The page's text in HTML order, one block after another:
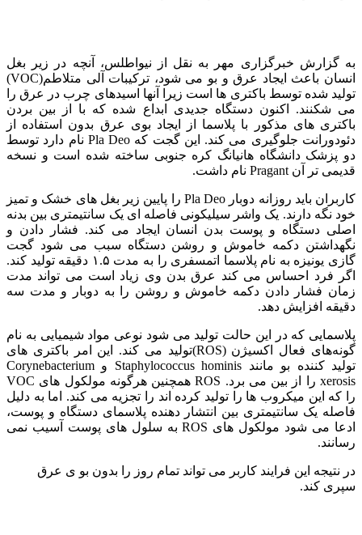
به گزارش خبرگزاری مهر به نقل از نیواطلس، آنچه در زیر بغل
انسان باعث ایجاد عرق و بو می شود، ترکیبات آلی متلاطم(VOC)
تولید شده توسط باکتری ها است زیرا آنها اسیدهای چرب در عرق را
می شکنند. اکنون دستگاه جدیدی ابداع شده که با از بین بردن
باکتری های مذکور با پلاسما از ایجاد بوی عرق بدون استفاده از
دئودورانت جلوگیری می کند. این گجت که Pla Deo نام دارد توسط
دو پزشک دانشگاه هانیانگ کره جنوبی ساخته شده است و نسخه
قدیمی تر آن Pragant نام داشت.
کاربران باید روزانه دوبار Pla Deo را پایین زیر بغل های خشک و تمیز
خود نگه دارند. یک واشر سیلیکونی فاصله ای یک سانتیمتری بین بدنه
اصلی دستگاه و پوست بدن انسان ایجاد می کند. فشار دادن و
نگهداشتن دکمه خاموش و روشن دستگاه سبب می شود گجت
گازی یونیزه به نام پلاسما اتمسفری را به مدت ۱.۵ دقیقه تولید کند.
اگر فرد احساس می کند عرق بدن وی زیاد است می تواند مدت
زمان فشار دادن دکمه خاموش و روشن را به دوبار و مدت سه
دقیقه افزایش دهد.
پلاسمایی که در این حالت تولید می شود نوعی مواد شیمیایی به نام
گونه‌های فعال اکسیژن (ROS)تولید می کند. این امر باکتری های
تولید کننده بو مانند Staphylococcus hominis و Corynebacterium
xerosis را از بین می برد. ROS همچنین هرگونه مولکول های VOC
را که این میکروب ها را تولید کرده اند را تجزیه می کند. اما به دلیل
فاصله یک سانتیمتری بین انتشار دهنده پلاسمای دستگاه و پوست،
ادعا می شود مولکول های ROS به سلول های پوست آسیب نمی
رسانند.
در نتیجه این فرایند کاربر می تواند تمام روز را بدون بو ی عرق
سپری کند.